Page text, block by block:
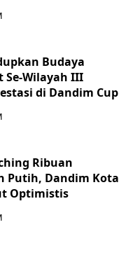
Budaya
Se-Wilayah III
di Dandim Cup
Ribuan
Putih, Dandim Kota
Optimistis